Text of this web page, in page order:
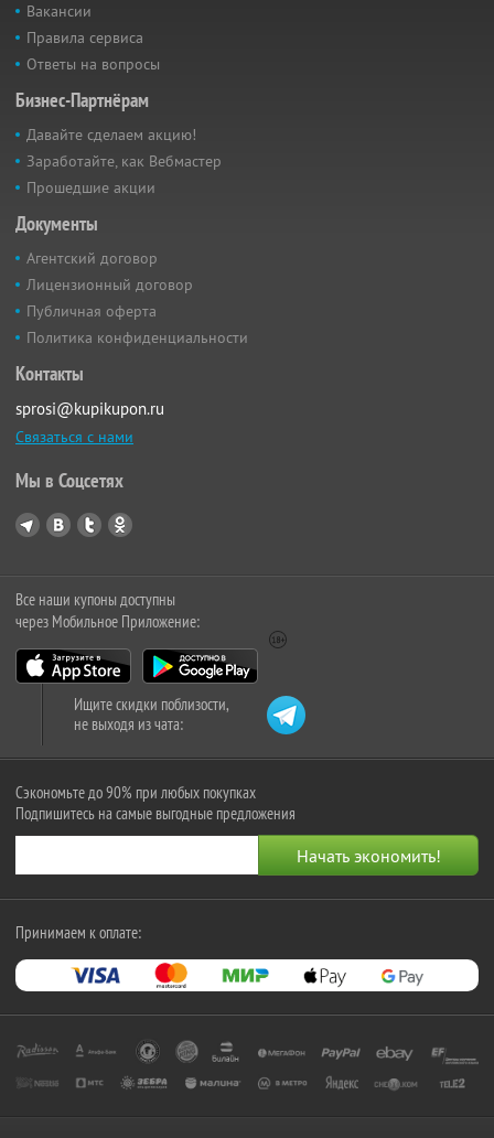
Вакансии
Правила сервиса
Ответы на вопросы
Бизнес-Партнёрам
Давайте сделаем акцию!
Заработайте, как Вебмастер
Прошедшие акции
Документы
Агентский договор
Лицензионный договор
Публичная оферта
Политика конфиденциальности
Контакты
sprosi@kupikupon.ru
Связаться с нами
Мы в Соцсетях
Все наши купоны доступны
через Мобильное Приложение:
Ищите скидки поблизости,
не выходя из чата:
Сэкономьте до 90% при любых покупках
Подпишитесь на самые выгодные предложения
Принимаем к оплате: